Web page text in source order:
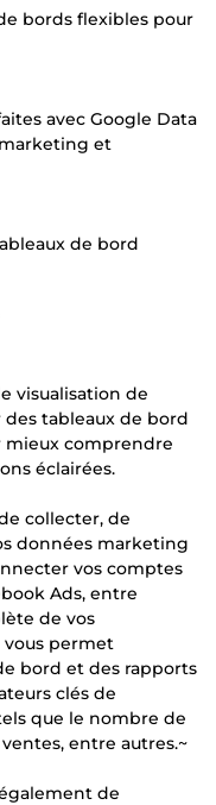
bords flexibles pour
avec Google Data
et
de bord
visualisation de
tableaux de bord
mieux comprendre
éclairées.
collecter, de
données marketing
vos comptes
Ads, entre
de vos
permet
bord et des rapports
clés de
que le nombre de
entre autres.~
de